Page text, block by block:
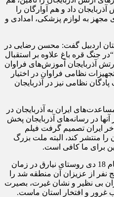
داد و هم آوارگان را
مجهز به لوازم پزشکی، امدادی و
اردبیل گفت: محسن رضایی در
جنگ قره باغ علاوه بر استقبال
ارتش آذربایجان آموزش‌های فراوان
نظامی فراوان در اختیار
نظامی نیز در آذربایجان
ایران به آذربایجان در
در رسانه‌های آذربایجان پخش
ایران تصمیم گرفت فیلم
را منتشر کند، البته ملت بزرگ
برای ما کافی است.
خطیب جمعه اردبیل بیان کرد: قیام 18 دی روستای نیارق در زمان
نفر از عزیزان آن منطقه شد را
بی نظیر و نشان غیرت، بصیرت
و افتخار استان ماست.